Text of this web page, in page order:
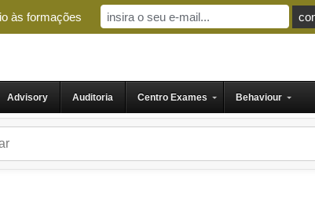
Advisory Auditoria Centro Exames Behaviour
às formações